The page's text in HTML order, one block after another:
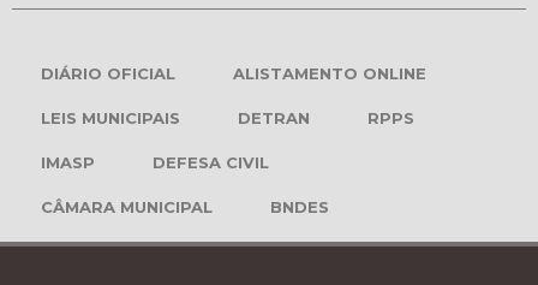
DIÁRIO OFICIAL ALISTAMENTO ONLINE
LEIS MUNICIPAIS DETRAN RPPS
IMASP DEFESA CIVIL
CÂMARA MUNICIPAL BNDES